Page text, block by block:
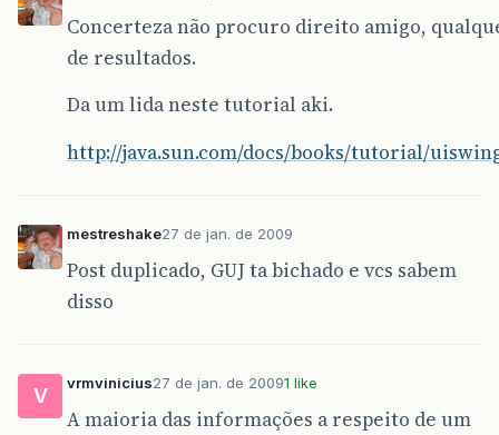
Concerteza não procuro direito amigo,
de resultados.
Da um lida neste tutorial aki.
http://java.sun.com/docs/books/tutorial/
mestreshake27 de jan. de 2009
Post duplicado, GUJ ta bichado e vcs sabem
disso
V
vrmvinicius27 de jan. de 20091 like
A maioria das informações a respeito de um